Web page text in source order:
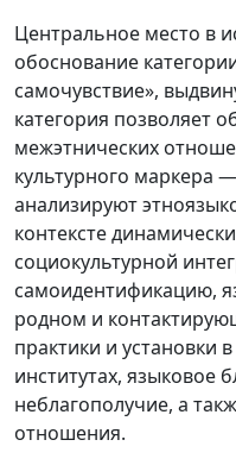
Центральное место в
обоснование
самочувствие»,
категория позволяет
межэтнических
культурного маркера
анализируют
контексте
социокультурной
самоидентификацию,
родном и
практики и установки
институтах, языковое
неблагополучие, а
отношения.